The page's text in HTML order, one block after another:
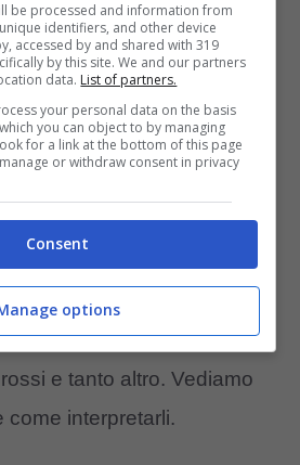
le urine. I gatti con i reni
grado di produrre urina
intorno 1030-1050,
l’urina è troppo diluita
patologia renale o diabete.
come
abbiamo il PH, i
e tanto altro. Vediamo
come interpretarli.
be processed and information from
identifiers, and other device
accessed by and shared with 319
by this site. We and our partners
data. List of partners.
your personal data on the basis
you can object to by managing
for a link at the bottom of this page
or withdraw consent in privacy
Consent
options